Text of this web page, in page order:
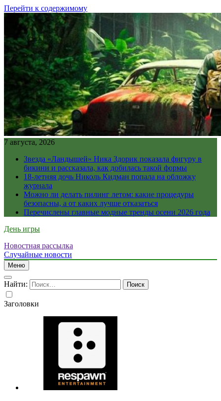
Перейти к содержимому
7 августа, 2026
Звезда «Ландышей» Ника Здорик показала фигуру в
бикини и рассказала, как добилась такой формы
18-летняя дочь Николь Кидман попала на обложку
журнала
Можно ли делать пилинг летом: какие процедуры
безопасны, а от каких лучше отказаться
Перечислены главные модные тренды осени 2026 года
День игры
Новостная рассылка
Случайные новости
Меню
Найти:
Заголовки